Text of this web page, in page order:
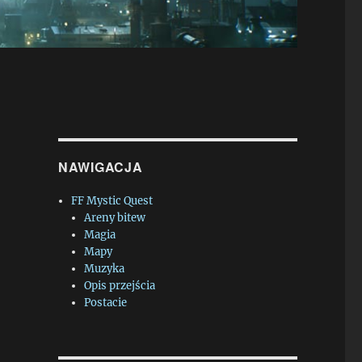
NAWIGACJA
FF Mystic Quest
Areny bitew
Magia
Mapy
Muzyka
Opis przejścia
Postacie